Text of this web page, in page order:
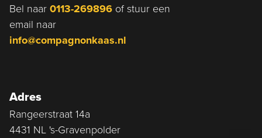
Bel naar 0113-269896 of stuur een
email naar
info@compagnonkaas.nl
Adres
Rangeerstraat 14a
4431 NL 's-Gravenpolder